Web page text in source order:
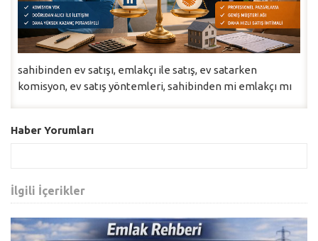
sahibinden ev satışı, emlakçı ile satış, ev satarken
komisyon, ev satış yöntemleri, sahibinden mi emlakçı mı
Haber Yorumları
İlgili İçerikler